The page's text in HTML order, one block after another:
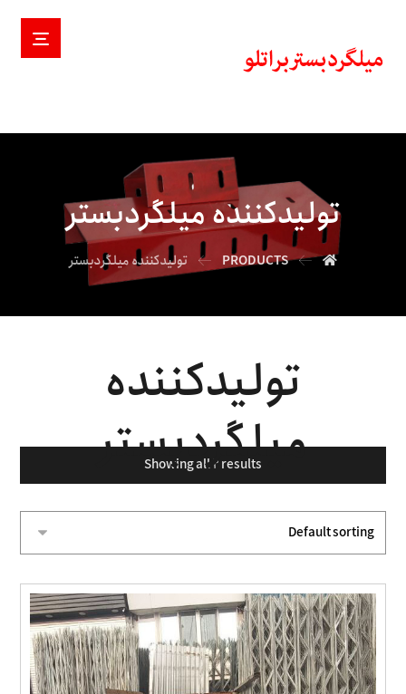
تولیدکننده میلگردبستر
PRODUCTS تولیدکننده میلگردبستر
تولیدکننده
میلگردبستر
Showing all 2 results